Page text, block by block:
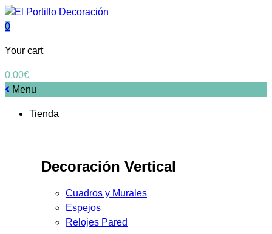
0
Your cart
0,00€
Menu
Tienda
Decoración Vertical
Cuadros y Murales
Espejos
Relojes Pared